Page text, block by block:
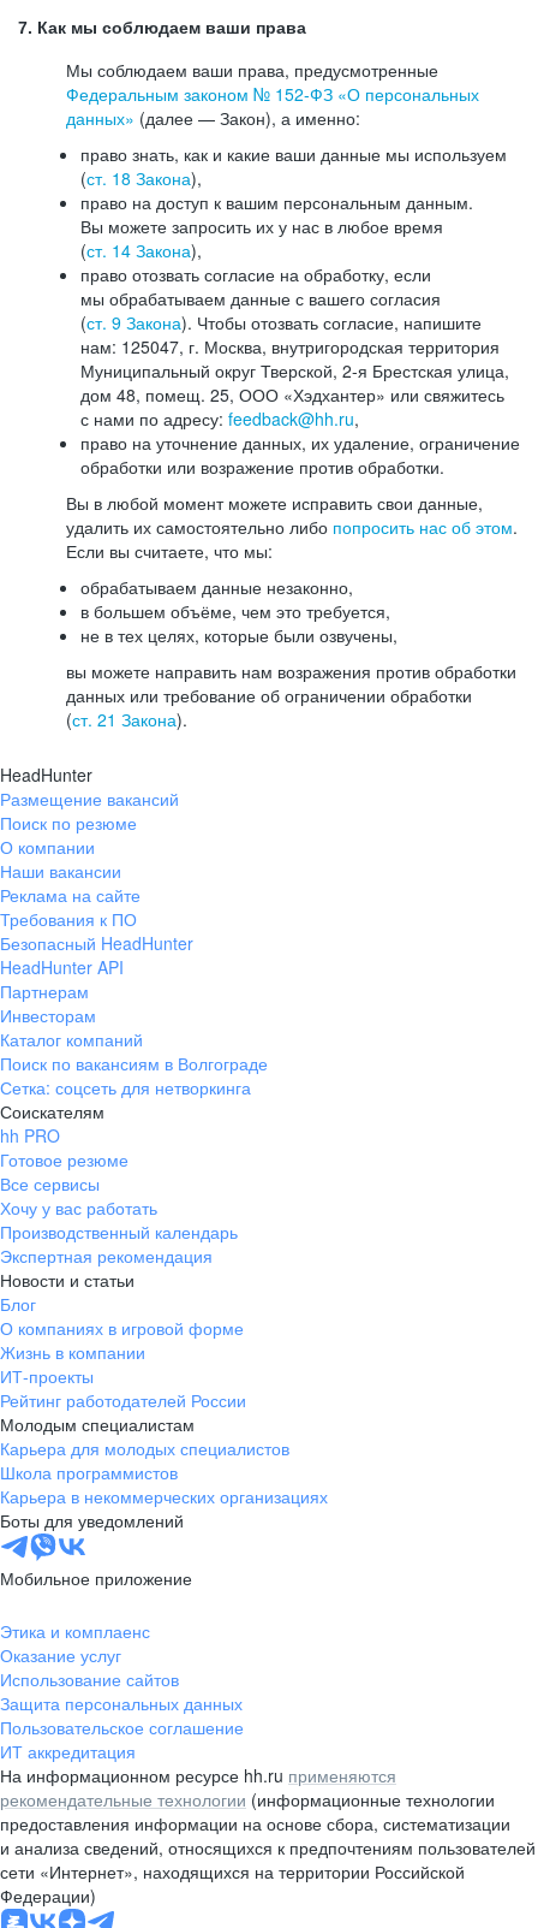
7. Как мы соблюдаем ваши права
Мы соблюдаем ваши права, предусмотренные
Федеральным законом № 152-ФЗ «О персональных
данных» (далее — Закон), а именно:
право знать, как и какие ваши данные мы используем
(ст. 18 Закона),
право на доступ к вашим персональным данным.
Вы можете запросить их у нас в любое время
(ст. 14 Закона),
право отозвать согласие на обработку, если
мы обрабатываем данные с вашего согласия
(ст. 9 Закона). Чтобы отозвать согласие, напишите
нам: 125047, г. Москва, внутригородская территория
Муниципальный округ Тверской, 2-я Брестская улица,
дом 48, помещ. 25, ООО «Хэдхантер» или свяжитесь
с нами по адресу: feedback@hh.ru,
право на уточнение данных, их удаление, ограничение
обработки или возражение против обработки.
Вы в любой момент можете исправить свои данные,
удалить их самостоятельно либо попросить нас об этом.
Если вы считаете, что мы:
обрабатываем данные незаконно,
в большем объёме, чем это требуется,
не в тех целях, которые были озвучены,
вы можете направить нам возражения против обработки
данных или требование об ограничении обработки
(ст. 21 Закона).
HeadHunter
Размещение вакансий
Поиск по резюме
О компании
Наши вакансии
Реклама на сайте
Требования к ПО
Безопасный HeadHunter
HeadHunter API
Партнерам
Инвесторам
Каталог компаний
Поиск по вакансиям в Волгограде
Сетка: соцсеть для нетворкинга
Соискателям
hh PRO
Готовое резюме
Все сервисы
Хочу у вас работать
Производственный календарь
Экспертная рекомендация
Новости и статьи
Блог
О компаниях в игровой форме
Жизнь в компании
ИТ-проекты
Рейтинг работодателей России
Молодым специалистам
Карьера для молодых специалистов
Школа программистов
Карьера в некоммерческих организациях
Боты для уведомлений
Мобильное приложение
Этика и комплаенс
Оказание услуг
Использование сайтов
Защита персональных данных
Пользовательское соглашение
ИТ аккредитация
На информационном ресурсе hh.ru применяются
рекомендательные технологии (информационные технологии
предоставления информации на основе сбора, систематизации
и анализа сведений, относящихся к предпочтениям пользователей
сети «Интернет», находящихся на территории Российской
Федерации)